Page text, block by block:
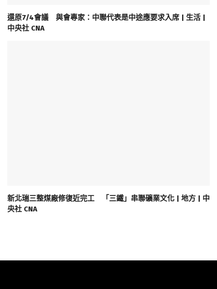
還原7/4會議 與會專家：中聯代表是中途應要求入席 | 生活 |
中央社 CNA
新北瑞三整煤廠修復近完工 「三鐵」串聯礦業文化 | 地方 | 中
央社 CNA